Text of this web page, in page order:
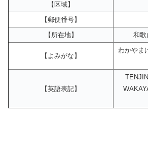
【区域】
【郵便番号】
【所在地】
和歌
【よみがな】
わかやま
【英語表記】